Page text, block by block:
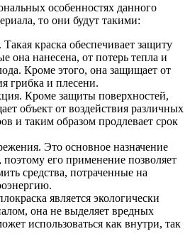
особенностях данного
то они будут такими:
краска обеспечивает защиту
она нанесена, от потерь тепла и
Кроме этого, она защищает от
грибка и плесени.
Кроме защиты поверхностей,
объект от воздействия различных
и таким образом продлевает срок
Это основное назначение
поэтому его применение позволяет
средства, потраченные на
является экологически
она не выделяет вредных
использоваться как внутри, так